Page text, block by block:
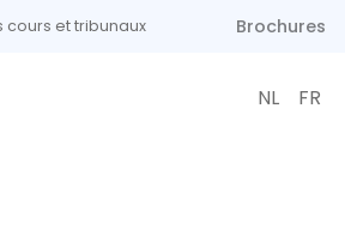
cours et tribunaux Brochures
NL FR